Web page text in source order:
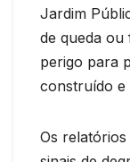
Jardim
de queda
perigo para
construído e
Os